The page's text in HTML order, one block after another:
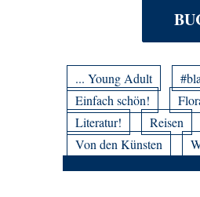
... Young Adult
Einfach schön!
Literatur!
Reisen
Von den Künsten